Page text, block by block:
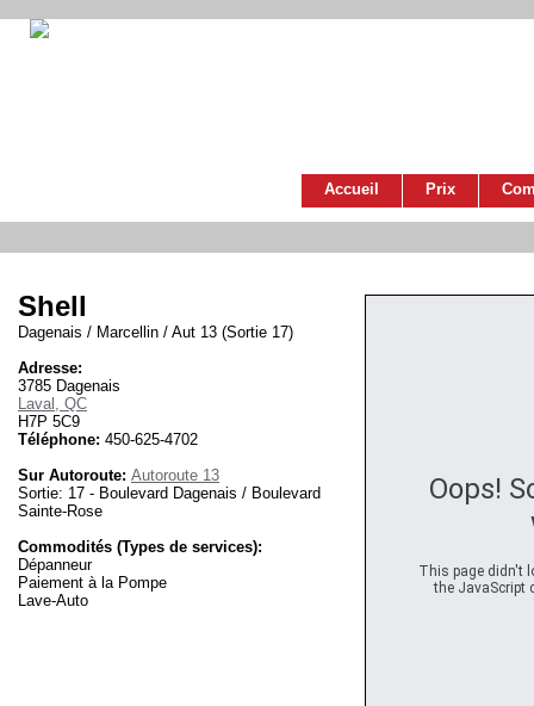
Accueil Prix
Oops!
This page didn't
the JavaScript
Shell
Dagenais / Marcellin / Aut 13 (Sortie 17)
Adresse:
3785 Dagenais
Laval, QC
H7P 5C9
Téléphone: 450-625-4702
Sur Autoroute: Autoroute 13
Sortie: 17 - Boulevard Dagenais / Boulevard
Sainte-Rose
Commodités (Types de services):
Dépanneur
Paiement à la Pompe
Lave-Auto